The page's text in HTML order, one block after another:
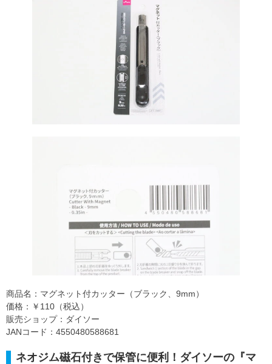
商品名：マグネット付カッター（ブラック、9mm）
価格：￥110（税込）
販売ショップ：ダイソー
JANコード：4550480588681
ネオジム磁石付きで保管に便利！ダイソーの『マ